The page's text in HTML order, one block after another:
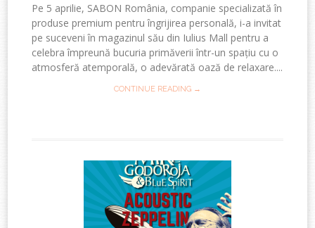
Pe 5 aprilie, SABON România, companie specializată în
produse premium pentru îngrijirea personală, i-a invitat
pe suceveni în magazinul său din Iulius Mall pentru a
celebra împreună bucuria primăverii într-un spațiu cu o
atmosferă atemporală, o adevărată oază de relaxare....
CONTINUE READING →